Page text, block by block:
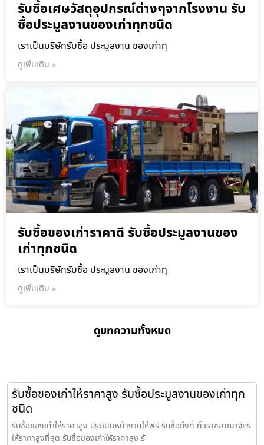
รับซื้อเศษวัสดุอุปกรณ์ต่างๆจากโรงงาน รับ
ซื้อประมูลงานของเก่าทุกชนิด
เราเป็นบริษัทรับซื้อ ประมูลงาน ของเก่าทุ
ดูเพิ่มเติม »
รับซื้อของเก่าราคาดี รับซื้อประมูลงานของ
เก่าทุกชนิด
เราเป็นบริษัทรับซื้อ ประมูลงาน ของเก่าทุ
ดูเพิ่มเติม »
ดูบทความทั้งหมด
รับซื้อของเก่าให้ราคาสูง รับซื้อประมูลงานของเก่าทุก
ชนิด
รับซื้อของเก่าให้ราคาสูง ประเมินหน้างานให้ฟรี รับซื้อถึงที่ ทั่วราชอาณาจักร
ให้ราคาสูงที่สุด รับซื้อของเก่าให้ราคาสูง รั